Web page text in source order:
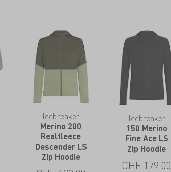
Icebreaker
Merino 200
Realfleece
Descender LS
Zip Hoodie
Icebreaker
150 Merino
Fine Ace LS
Zip Hoodie
CHF 179.00